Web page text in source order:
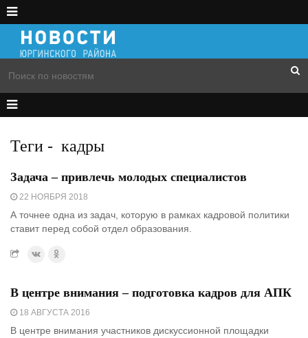
Теги - кадры
Задача – привлечь молодых специалистов
22 НОЯБРЯ 2018
А точнее одна из задач, которую в рамках кадровой политики
ставит перед собой отдел образования.
В центре внимания – подготовка кадров для АПК
18 АВГУСТА 2016
В центре внимания участников дискуссионной площадки